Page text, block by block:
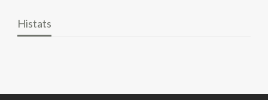
Histats